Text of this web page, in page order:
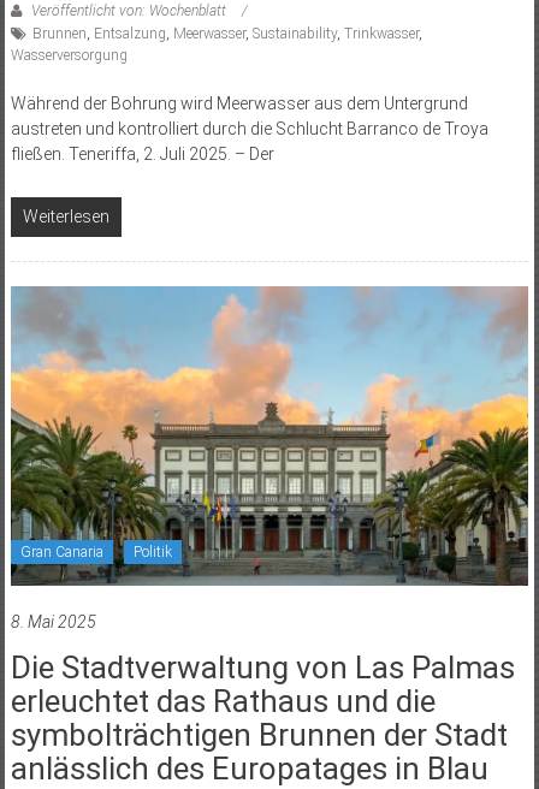
Veröffentlicht von: Wochenblatt
Brunnen Entsalzung Meerwasser, Sustainability, Trinkwasser,
Wasserversorgung
Während der Bohrung wird Meerwasser aus dem Untergrund
austreten und kontrolliert durch die Schlucht Barranco de Troya
fließen. Teneriffa, 2. Juli 2025. – Der
Weiterlesen
Gran Canaria Politik
8. Mai 2025
Die Stadtverwaltung von Las Palmas
erleuchtet das Rathaus und die
symbolträchtigen Brunnen der Stadt
anlässlich des Europatages in Blau